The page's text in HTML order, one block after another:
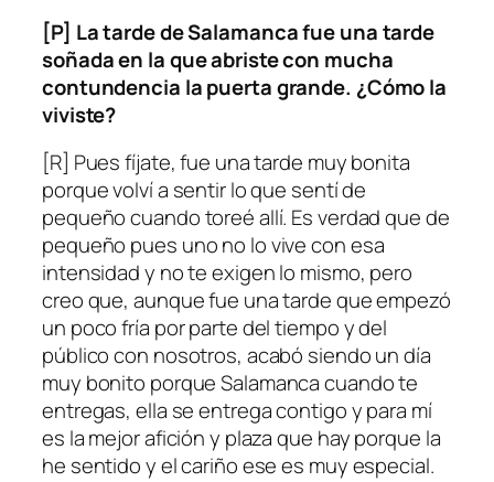
[P] La tarde de Salamanca fue una tarde
soñada en la que abriste con mucha
contundencia la puerta grande. ¿Cómo la
viviste?
[R] Pues fíjate, fue una tarde muy bonita
porque volví a sentir lo que sentí de
pequeño cuando toreé allí. Es verdad que de
pequeño pues uno no lo vive con esa
intensidad y no te exigen lo mismo, pero
creo que, aunque fue una tarde que empezó
un poco fría por parte del tiempo y del
público con nosotros, acabó siendo un día
muy bonito porque Salamanca cuando te
entregas, ella se entrega contigo y para mí
es la mejor afición y plaza que hay porque la
he sentido y el cariño ese es muy especial.